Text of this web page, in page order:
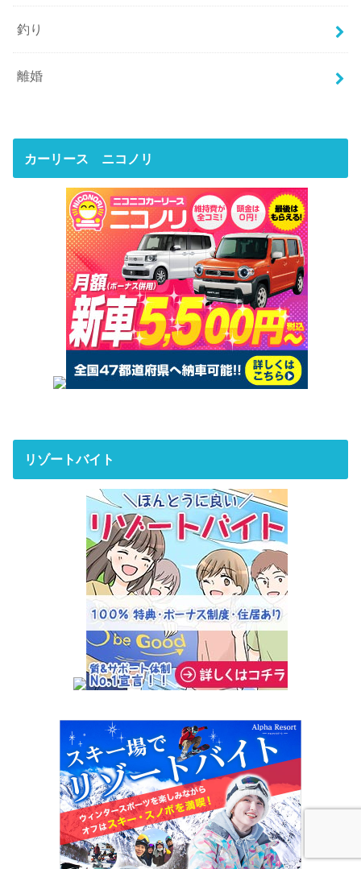
釣り
離婚
カーリース ニコノリ
リゾートバイト